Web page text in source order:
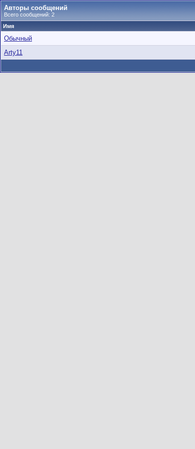
Авторы сообщений
Всего сообщений: 2
Имя
Обычный
Arty11